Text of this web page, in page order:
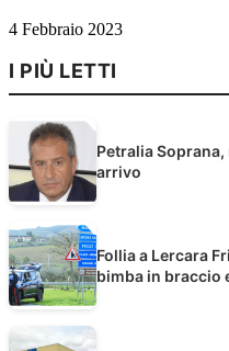
4 Febbraio 2023
I PIÙ LETTI
Petralia
arrivo
Follia a Lercara
bimba in braccio